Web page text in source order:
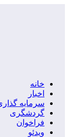
خانه
اخبار
سرمایه
گردشگری
فراخوان
ویدئو